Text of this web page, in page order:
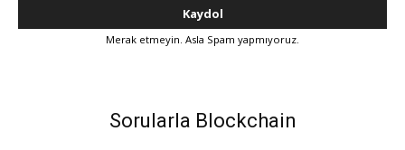
Merak etmeyin. Asla Spam yapmıyoruz.
Sorularla Blockchain